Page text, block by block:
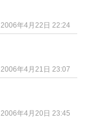
2006年4月22日 22:24
2006年4月21日 23:07
2006年4月20日 23:45